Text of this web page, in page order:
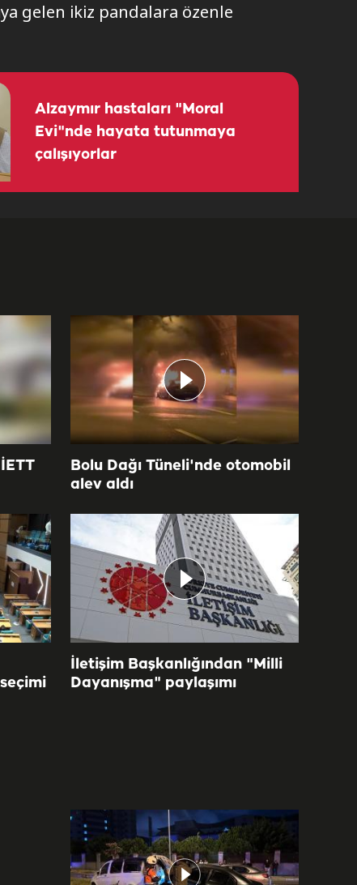
gelen ikiz pandalara özenle
Alzaymır hastaları "Moral
Evi"nde hayata tutunmaya
çalışıyorlar
Bolu Dağı Tüneli'nde otomobil
alev aldı
İletişim Başkanlığından "Milli
Dayanışma" paylaşımı